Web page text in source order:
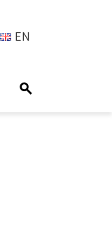
EN
S